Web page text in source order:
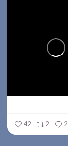
42 2 2